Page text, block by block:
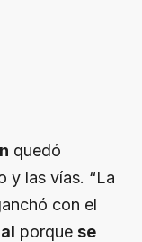
quedó
y las vías. “La
con el
porque se